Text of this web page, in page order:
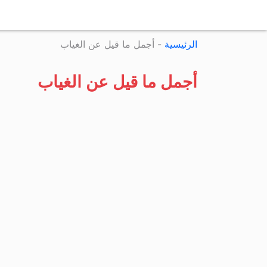
الرئيسية - أجمل ما قيل عن الغياب
أجمل ما قيل عن الغياب